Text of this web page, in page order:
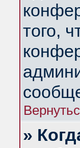
того,
»